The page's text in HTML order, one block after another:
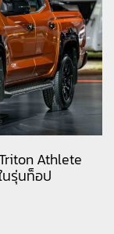
Athlete
นรุ่นท็อป